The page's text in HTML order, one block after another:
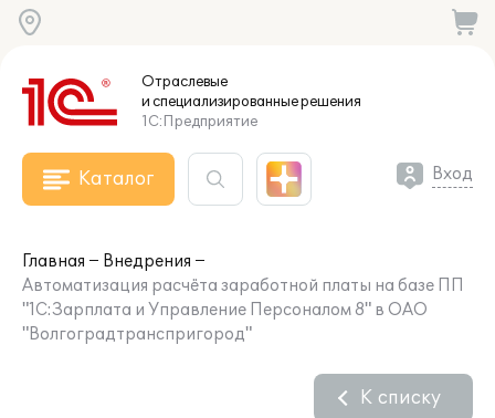
Отраслевые
и специализированныерешения
1С:Предприятие
Каталог Вход
Главная
Внедрения
Автоматизация расчёта заработной платы на базе ПП
"1С:Зарплата и Управление Персоналом 8" в ОАО
"Волгоградтранспригород"
К списку